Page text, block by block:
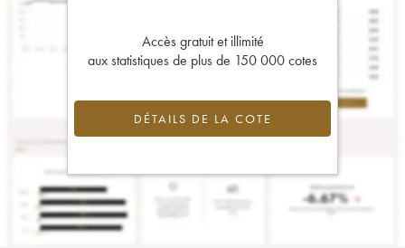
Accès gratuit et illimité
aux statistiques de plus de 150 000 cotes
DÉTAILS DE LA COTE